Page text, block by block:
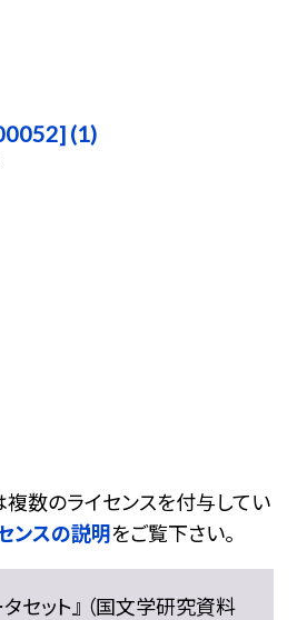
(1)
複数のライセンスを付与してい
ンスの説明をご覧下さい。
セット』 （国文学研究資料